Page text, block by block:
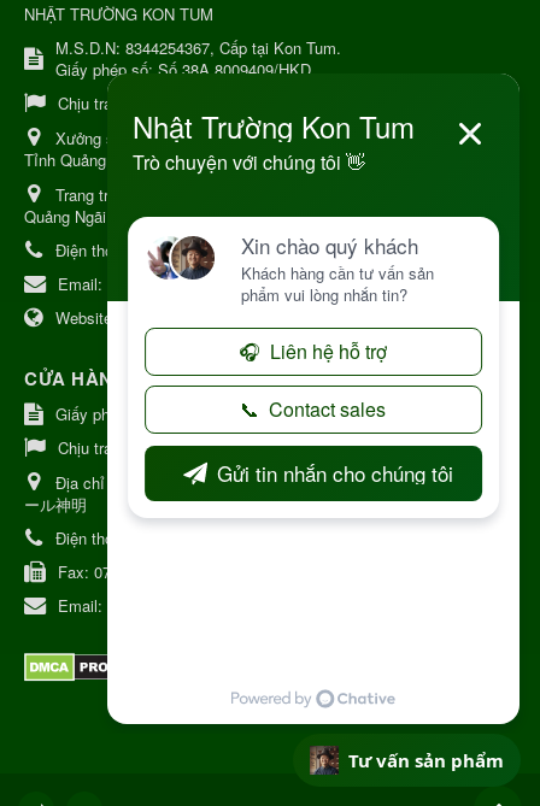
NHẬT TRƯỜNG KON TUM
M.S.D.N: 8344254367, Cấp tại Kon Tum.
Giấy phép số: Số 38A.8009409/HKD
Chịu trách nhiệm:
Xưởng sản xuất:34 Lý Thường Kiệt, Tổ 6, Phường Kon Tum,
Tỉnh Quảng Ngải
Trang trại Dược Liệu Hữu Cơ:
Quảng Ngãi
Điện thoại:
+84 906968923
Email:
kinhdoanh@nhattruongkontum.com
Website:
CỬA HÀNG GIỚI THIỆU TẠI NHẬT BẢN
Giấy phép số: 080-9475-1379
Chịu trách nhiệm:MR THƯƠNG
Địa chỉ Nhật Bản:日本 愛知県刈谷市神明町6丁目308番地 ファミ
ール神明
Điện thoại:
Fax: 070-9178-7979
Email:
Tư vấn sản phẩm